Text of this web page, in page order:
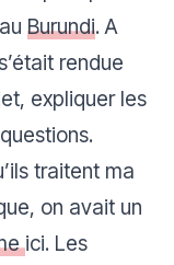
Burundi. A
rendue
expliquer les
traitent ma
on avait un
ici. Les